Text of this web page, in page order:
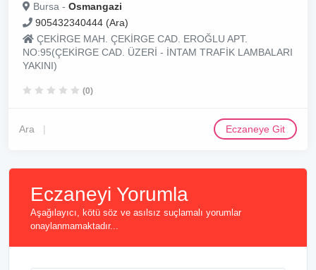
Bursa - Osmangazi
905432340444 (Ara)
ÇEKİRGE MAH. ÇEKİRGE CAD. EROĞLU APT.
NO:95(ÇEKİRGE CAD. ÜZERİ - İNTAM TRAFİK LAMBALARI
YAKINI)
(0)
Ara Eczaneye Git
Eczaneyi Yorumla
Aşağılayıcı, kötü söz ve asılsız suçlamalı yorumlar
onaylanmamaktadır...